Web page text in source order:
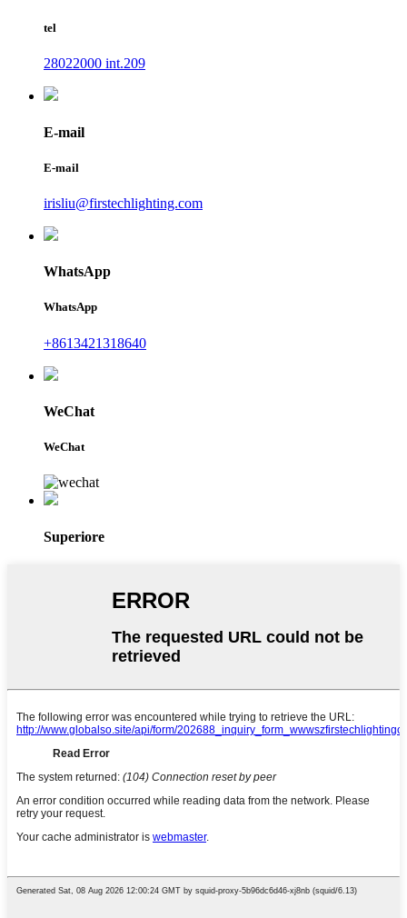
tel
28022000 int.209
E-mail
E-mail
irisliu@firstechlighting.com
WhatsApp
WhatsApp
+8613421318640
WeChat
WeChat
Superiore